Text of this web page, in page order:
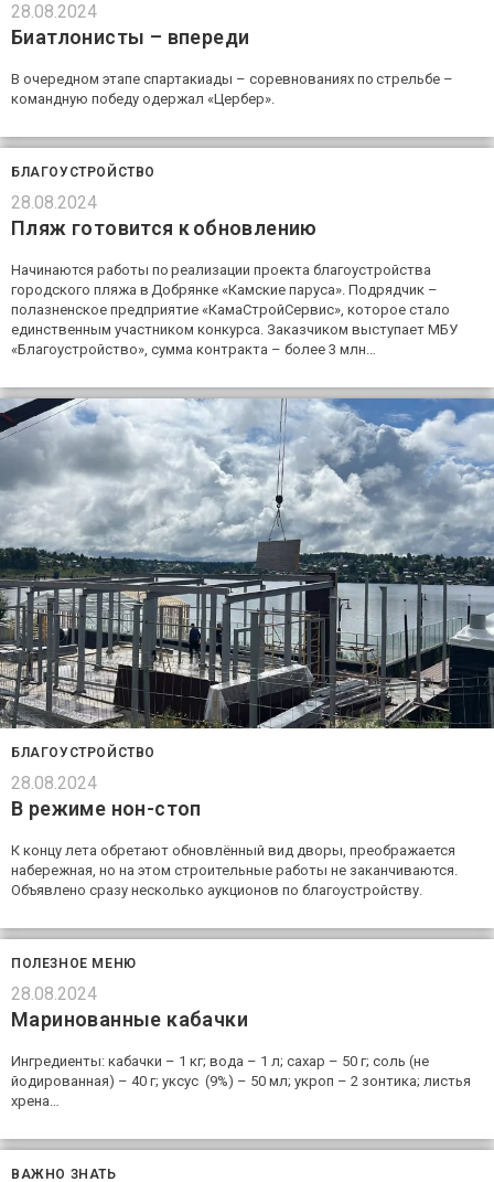
28.08.2024
Биатлонисты – впереди
В очередном этапе спартакиады – соревнованиях по стрельбе –
командную победу одержал «Цербер».
БЛАГОУСТРОЙСТВО
28.08.2024
Пляж готовится к обновлению
Начинаются работы по реализации проекта благоустройства
городского пляжа в Добрянке «Камские паруса». Подрядчик –
полазненское предприятие «КамаСтройСервис», которое стало
единственным участником конкурса. Заказчиком выступает МБУ
«Благоустройство», сумма контракта – более 3 млн…
БЛАГОУСТРОЙСТВО
28.08.2024
В режиме нон-стоп
К концу лета обретают обновлённый вид дворы, преображается
набережная, но на этом строительные работы не заканчиваются.
Объявлено сразу несколько аукционов по благоустройству.
ПОЛЕЗНОЕ МЕНЮ
28.08.2024
Маринованные кабачки
Ингредиенты: кабачки – 1 кг; вода – 1 л; сахар – 50 г; соль (не
йодированная) – 40 г; уксус (9%) – 50 мл; укроп – 2 зонтика; листья
хрена…
ВАЖНО ЗНАТЬ